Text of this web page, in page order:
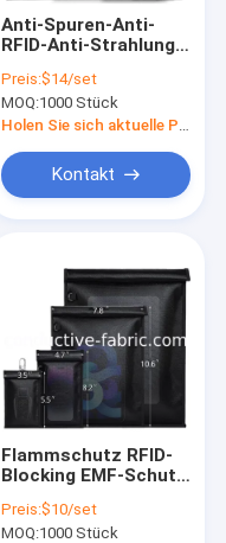
Anti-Spuren-Anti-
RFID-Anti-Strahlung-
Stopp-Faraday-
Tasche
Preis:$14/set
MOQ:1000 Stück
Kontakt
Flammschutz RFID-
Blocking EMF-Schutz
Preis:$10/set
MOQ:1000 Stück